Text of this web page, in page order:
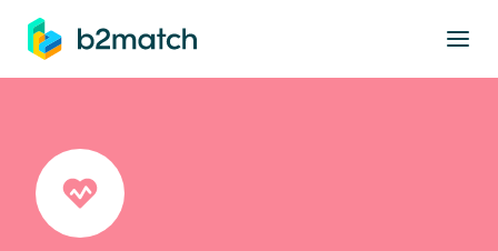
springen